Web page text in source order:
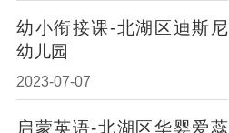
幼小衔接课-北湖区迪斯尼
幼儿园
2023-07-07
启蒙英语-北湖区华婴爱蕊